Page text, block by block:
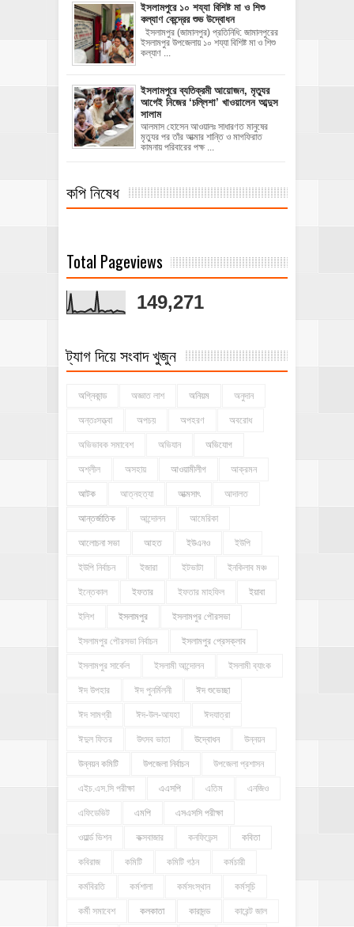
ইসলামপুরে ১০ শয্যা বিশিষ্ট মা ও শিশু
কল্যাণ কেন্দ্রের শুভ উদ্বোধন
ইসলামপুর (জামালপুর) প্রতিনিধি: জামালপুরের
ইসলামপুর উপজেলায় ১০ শয্যা বিশিষ্ট মা ও শিশু
কল্যাণ ...
‎ইসলামপুরে ব্যতিক্রমী আয়োজন, মৃত্যুর
আগেই নিজের ‘চল্লিশা’ খাওয়ালেন আব্দুস
সালাম
আলমাস হোসেন আওয়ালঃ ‎​সাধারণত মানুষের
মৃত্যুর পর তাঁর আত্মার শান্তি ও মাগফিরাত
কামনায় পরিবারের পক্ষ ...
কপি নিষেধ
Total Pageviews
149,271
ট্যাগ দিয়ে সংবাদ খুজুন
অগ্নিকান্ড অজ্ঞাত লাশ অনিয়ম অনুদান
অন্তঃসত্ত্বা অপচয় অপহরণ অবরোধ
অভিভাবক সমাবেশ অভিযান অভিযোগ
অশ্লীল অসহায় আওয়ামীলীগ আক্রমন
আটক আত্নহত্যা আত্মসাৎ আদালত
আন্তর্জাতিক আন্দোলন আমেরিকা
আলোচনা সভা আহত ইউএনও ইউপি
ইউপি নির্বাচন ইজারা ইটভাটা ইনকিলাব মঞ্চ
ইন্তেকাল ইফতার ইফতার মাহফিল ইয়াবা
ইলিশ ইসলামপুর ইসলামপুর পৌরসভা
ইসলামপুর পৌরসভা নির্বাচন ইসলামপুর প্রেসক্লাব
ইসলামপুর সার্কেল ইসলামী আন্দোলন ইসলামী ব্যাংক
ঈদ উপহার ঈদ পুনর্মিলনী ঈদ শুভেচ্ছা
ঈদ সামগ্রী ঈদ-উল-আযহা ঈদযাত্রা
ঈদুল ফিতর উৎসব ভাতা উদ্বোধন উন্নয়ন
উন্নয়ন কমিটি উপজেলা নির্বাচন উপজেলা প্রশাসন
এইচ.এস.সি পরীক্ষা এএসপি এতিম এনজিও
এফিডেভিট এমপি এসএসসি পরীক্ষা
ওয়ার্ল্ড ভিশন কক্সবাজার কনফিডেন্স কবিতা
কবিরাজ কমিটি কমিটি গঠন কর্মচারী
কর্মবিরতি কর্মশালা কর্মসংস্থান কর্মসূচি
কর্মী সমাবেশ কলকাতা কারাদন্ড কারেন্ট জাল